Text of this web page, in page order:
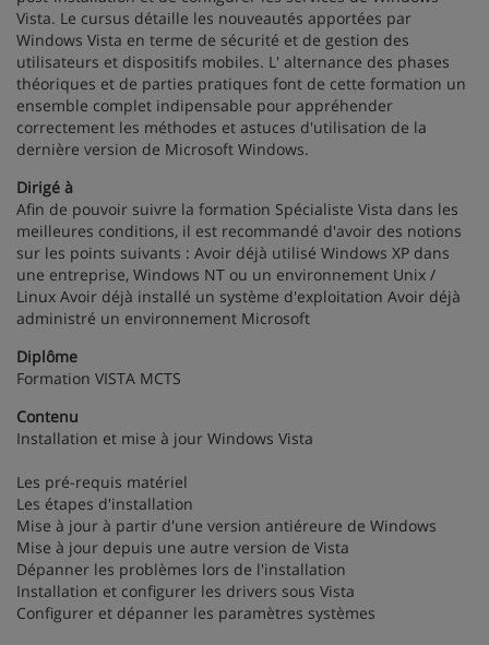
Vista. Le cursus détaille les nouveautés apportées par
Windows Vista en terme de sécurité et de gestion des
utilisateurs et dispositifs mobiles. L' alternance des phases
théoriques et de parties pratiques font de cette formation un
ensemble complet indipensable pour appréhender
correctement les méthodes et astuces d'utilisation de la
dernière version de Microsoft Windows.
Dirigé à
Afin de pouvoir suivre la formation Spécialiste Vista dans les
meilleures conditions, il est recommandé d'avoir des notions
sur les points suivants : Avoir déjà utilisé Windows XP dans
une entreprise, Windows NT ou un environnement Unix /
Linux Avoir déjà installé un système d'exploitation Avoir déjà
administré un environnement Microsoft
Diplôme
Formation VISTA MCTS
Contenu
Installation et mise à jour Windows Vista
Les pré-requis matériel
Les étapes d'installation
Mise à jour à partir d'une version antiéreure de Windows
Mise à jour depuis une autre version de Vista
Dépanner les problèmes lors de l'installation
Installation et configurer les drivers sous Vista
Configurer et dépanner les paramètres systèmes